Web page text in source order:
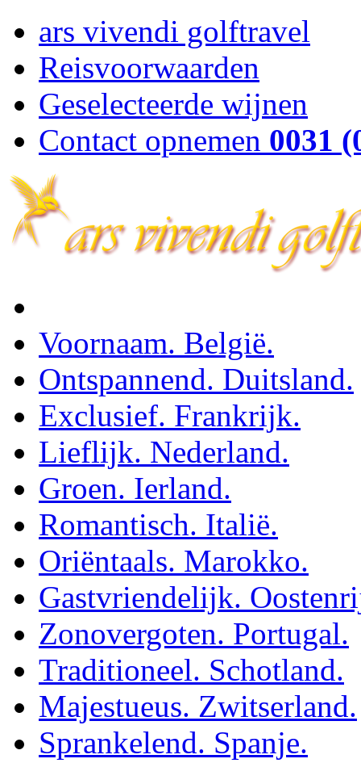
ars vivendi golftravel
Reisvoorwaarden
Geselecteerde wijnen
Contact opnemen 0031
Voornaam. België.
Ontspannend. Duitsland.
Exclusief. Frankrijk.
Lieflijk. Nederland.
Groen. Ierland.
Romantisch. Italië.
Oriëntaals. Marokko.
Gastvriendelijk.
Zonovergoten. Portugal.
Traditioneel. Schotland.
Majestueus. Zwitserland.
Sprankelend. Spanje.